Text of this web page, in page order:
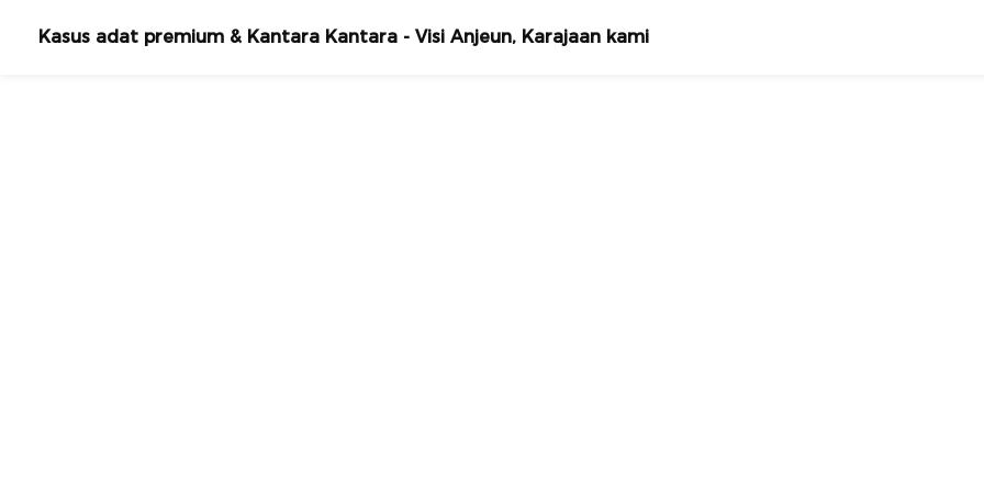
Kasus adat premium & Kantara Kantara - Visi Anjeun, Karajaan kami